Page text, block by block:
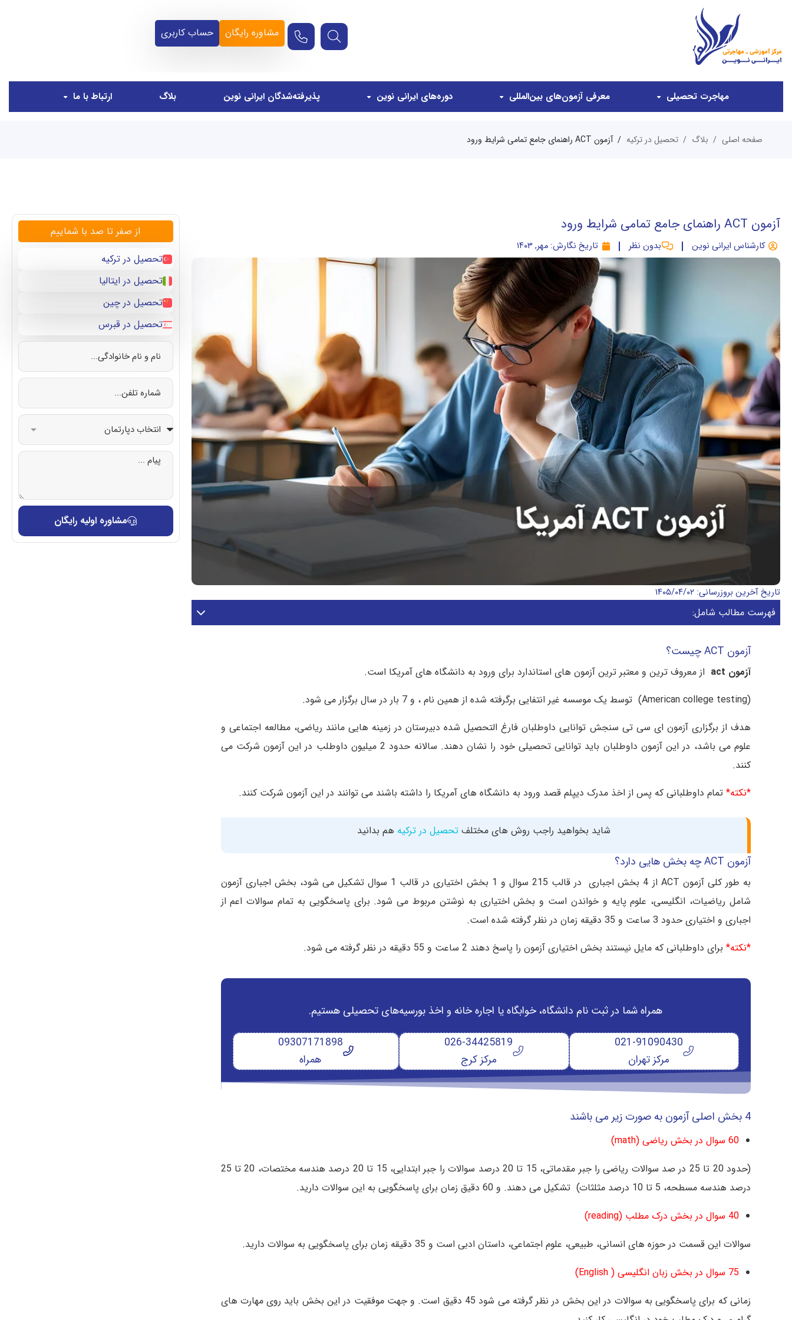
مشاوره رایگان حساب کاربری
مهاجرت تحصیلی معرفی آزمون‌های بین‌المللی دوره‌های ایرانی نوین پذیرفته‌شدگان ایرانی نوین بلاگ ارتباط با ما
صفحه اصلی بلاگ تحصیل در ترکیه آزمون ACT راهنمای جامع تمامی شرایط ورود
آزمون ACT راهنمای جامع تمامی شرایط ورود
کارشناس ایرانی نوین بدون نظر تاریخ نگارش: مهر, ۱۴۰۳
تاریخ آخرین بروزرسانی: ۱۴۰۵/۰۴/۰۲
فهرست مطالب شامل:
آزمون ACT چیست؟
آزمون act
از معروف ترین و معتبر ترین آزمون های استاندارد برای ورود به دانشگاه های آمریکا است.
(American college testing) توسط یک موسسه غیر انتفایی برگرفته شده از همین نام ، و 7 بار در سال برگزار می شود.
هدف از برگزاری آزمون ای سی تی سنجش توانایی داوطلبان فارغ التحصیل شده دبیرستان در زمینه هایی مانند ریاضی، مطالعه اجتماعی و
علوم می باشد، در این آزمون داوطلبان باید توانایی تحصیلی خود را نشان دهند. سالانه حدود 2 میلیون داوطلب در این آزمون شرکت می
کنند.
*نکته* تمام داوطلبانی که پس از اخذ مدرک دیپلم قصد ورود به دانشگاه های آمریکا را داشته باشند می توانند در این آزمون شرکت کنند.​
شاید بخواهید راجب روش های مختلف تحصیل در ترکیه هم بدانید
آزمون ACT چه بخش هایی دارد؟
به طور کلی آزمون ACT از 4 بخش اجباری در قالب 215 سوال و 1 بخش اختیاری در قالب 1 سوال تشکیل می شود، بخش اجباری آزمون
شامل ریاضیات، انگلیسی، علوم پایه و خواندن است و بخش اختیاری به نوشتن مربوط می شود. برای پاسخگویی به تمام سوالات اعم از
اجباری و اختیاری حدود 3 ساعت و 35 دقیقه زمان در نظر گرفته شده است.
*نکته* برای داوطلبانی که مایل نیستند بخش اختیاری آزمون را پاسخ دهند 2 ساعت و 55 دقیقه در نظر گرفته می شود.
همراه شما در ثبت نام دانشگاه‌، خوابگاه یا اجاره خانه و اخذ بورسیه‌های تحصیلی هستیم.
021-91090430
مرکز تهران
026-34425819
مرکز کرج
09307171898
همراه
4 بخش اصلی آزمون به صورت زیر می باشند
60 سوال در بخش ریاضی (math)
(حدود 20 تا 25 در صد سوالات ریاضی را جبر مقدماتی، 15 تا 20 درصد سوالات را جبر ابتدایی، 15 تا 20 درصد هندسه مختصات، 20 تا 25
درصد هندسه مسطحه، 5 تا 10 درصد مثلثات) تشکیل می دهند. و 60 دقیق زمان برای پاسخگویی به این سوالات دارید.
40 سوال در بخش درک مطلب (reading)
سوالات این قسمت در حوزه های انسانی، طبیعی، علوم اجتماعی، داستان ادبی است و 35 دقیقه زمان برای پاسخگویی به سوالات دارید.
75 سوال در بخش زبان انگلیسی ( English)
زمانی که برای پاسخگویی به سوالات در این بخش در نظر گرفته می شود 45 دقیق است. و جهت موفقیت در این بخش باید روی مهارت های
از صفر تا صد با شماییم
تحصیل در ترکیه
تحصیل در ایتالیا
تحصیل در چین
تحصیل در قبرس
مشاوره اولیه رایگان